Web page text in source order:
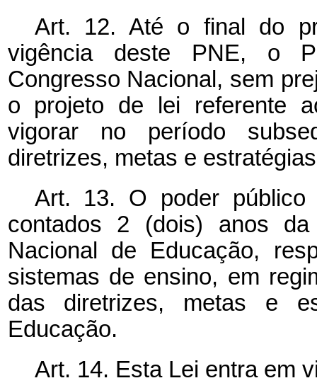
Art. 12. Até o final do
vigência deste PNE, o
Congresso Nacional, sem
o projeto de lei referente
vigorar no período
diretrizes, metas e
Art. 13. O poder público
contados 2 (dois) anos
Nacional de Educação,
sistemas de ensino, em
das diretrizes, metas e
Educação.
Art. 14. Esta Lei entra em